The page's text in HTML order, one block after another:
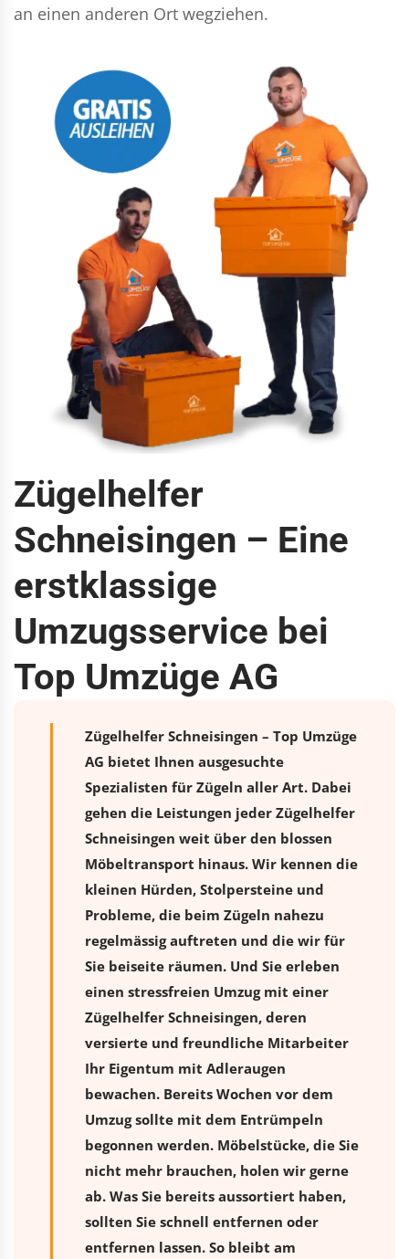
an einen anderen Ort wegziehen.
Zügelhelfer
Schneisingen – Eine
erstklassige
Umzugsservice bei
Top Umzüge AG
Zügelhelfer Schneisingen – Top Umzüge
AG bietet Ihnen ausgesuchte
Spezialisten für Zügeln aller Art. Dabei
gehen die Leistungen jeder Zügelhelfer
Schneisingen weit über den blossen
Möbeltransport hinaus. Wir kennen die
kleinen Hürden, Stolpersteine und
Probleme, die beim Zügeln nahezu
regelmässig auftreten und die wir für
Sie beiseite räumen. Und Sie erleben
einen stressfreien Umzugmit einer
Zügelhelfer Schneisingen, deren
versierte und freundliche Mitarbeiter
Ihr Eigentum mit Adleraugen
bewachen. Bereits Wochen vor dem
Umzug sollte mit dem Entrümpeln
begonnen werden. Möbelstücke, die Sie
nicht mehr brauchen, holen wir gerne
ab. Was Sie bereits aussortiert haben,
sollten Sie schnell entfernen oder
entfernen lassen. So bleibt am